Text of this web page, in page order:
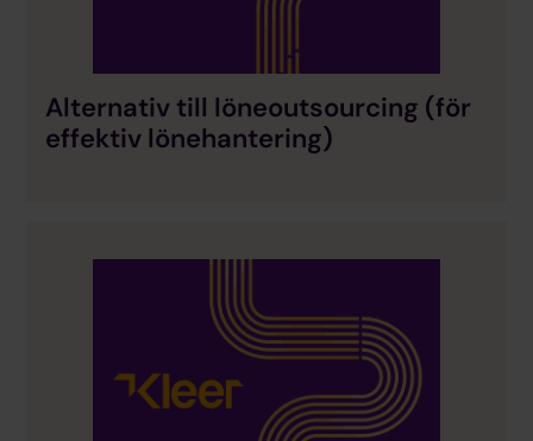
Alternativ till löneoutsourcing (för
effektiv lönehantering)